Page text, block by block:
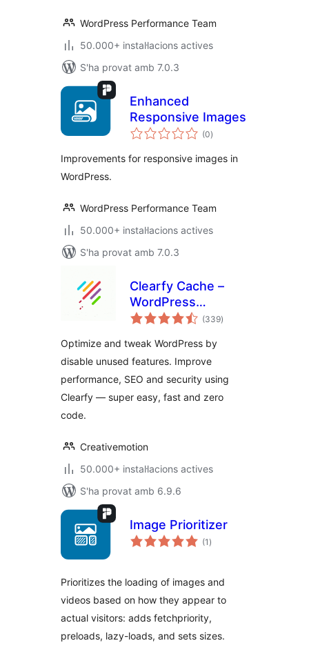
WordPress Performance Team
50.000+ instal·lacions actives
S'ha provat amb 7.0.3
Enhanced
Responsive Images
(0puntuacions
totals
)
Improvements for responsive images in
WordPress.
WordPress Performance Team
50.000+ instal·lacions actives
S'ha provat amb 7.0.3
Clearfy Cache –
WordPress
optimization plugin,
JS, Defer
(339puntuacions
totals
)
Optimize and tweak WordPress by
disable unused features. Improve
performance, SEO and security using
Clearfy — super easy, fast and zero
code.
Creativemotion
50.000+ instal·lacions actives
S'ha provat amb 6.9.6
Image Prioritizer
(1 puntuacions
totals
)
Prioritizes the loading of images and
videos based on how they appear to
actual visitors: adds fetchpriority,
preloads, lazy-loads, and sets sizes.